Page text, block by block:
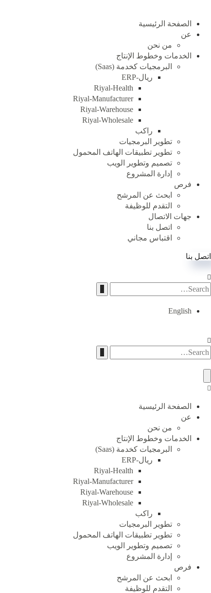
الصفحة الرئيسية
عن
من نحن
الخدمات وخطوط الإنتاج
البرمجيات كخدمة (Saas)
ريال-ERP
Riyal-Health
Riyal-Manufacturer
Riyal-Warehouse
Riyal-Wholesale
راكب
تطوير البرمجيات
تطوير تطبيقات الهاتف المحمول
تصميم وتطوير الويب
إدارة المشروع
فرص
ابحث عن المرشح
التقدم للوظيفة
جهات الاتصال
اتصل بنا
اقتباس مجاني
اتصل بنا
English
الصفحة الرئيسية
عن
من نحن
الخدمات وخطوط الإنتاج
البرمجيات كخدمة (Saas)
ريال-ERP
Riyal-Health
Riyal-Manufacturer
Riyal-Warehouse
Riyal-Wholesale
راكب
تطوير البرمجيات
تطوير تطبيقات الهاتف المحمول
تصميم وتطوير الويب
إدارة المشروع
فرص
ابحث عن المرشح
التقدم للوظيفة